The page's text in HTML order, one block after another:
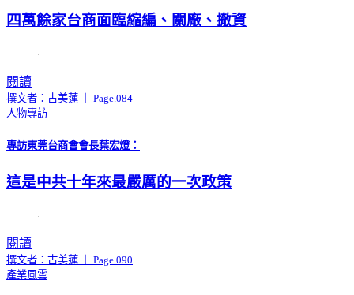
四萬餘家台商面臨縮編、關廠、撤資
閱讀
撰文者：古美蓮 ｜ Page.084
人物專訪
專訪東莞台商會會長葉宏燈：
這是中共十年來最嚴厲的一次政策
閱讀
撰文者：古美蓮 ｜ Page.090
產業風雲